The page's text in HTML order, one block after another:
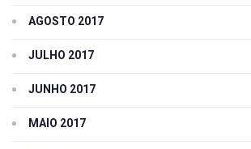
AGOSTO 2017
JULHO 2017
JUNHO 2017
MAIO 2017